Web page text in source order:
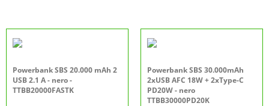
Powerbank SBS 20.000 mAh 2
USB 2.1 A - nero -
TTBB20000FASTK
Powerbank SBS 30.000mAh
2xUSB AFC 18W + 2xType-C
PD20W - nero
TTBB30000PD20K